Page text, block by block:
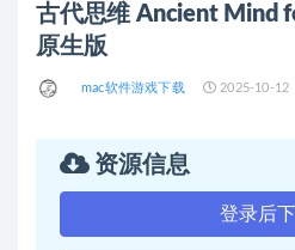
古代思维 Ancient Mind
原生版
mac软件游戏下载 2025-10-12
资源信息
登录后